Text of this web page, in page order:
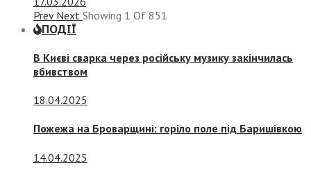
Prev Next Showing 1 Of 851
ПОДІЇ
В Києві сварка через російську музику закінчилась
вбивством
18.04.2025
Пожежа на Броварщині: горіло поле під Баришівкою
14.04.2025